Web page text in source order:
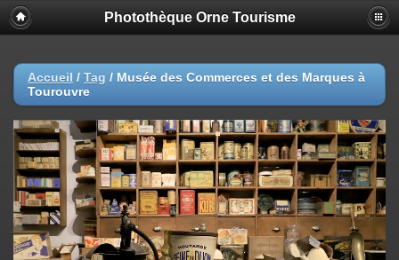
Photothèque Orne Tourisme
Accueil / Tag / Musée des Commerces et des Marques à
Tourouvre